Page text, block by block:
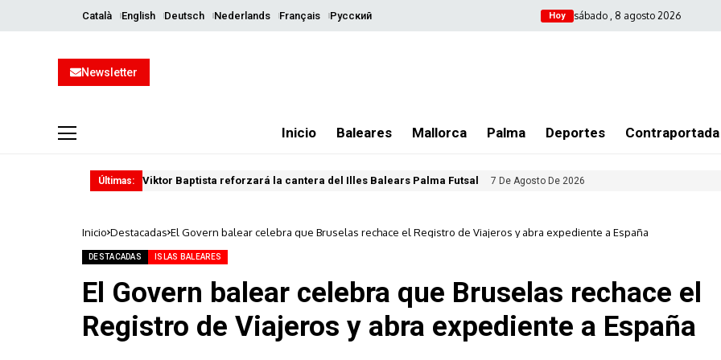
Català English Deutsch Nederlands Français Русский Hoy sábado , 8 agosto 2026
Newsletter
Inicio Baleares Mallorca Palma Deportes Contraportada
Últimas: Viktor Baptista reforzará la cantera del Illes Balears Palma Futsal 7 De Agosto De 2026
Inicio Destacadas El Govern balear celebra que Bruselas rechace el Registro de Viajeros y abra expediente a España
DESTACADAS ISLAS BALEARES
El Govern balear celebra que Bruselas rechace el
Registro de Viajeros y abra expediente a España